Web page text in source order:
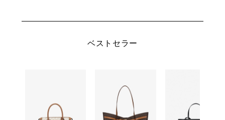
ベストセラー